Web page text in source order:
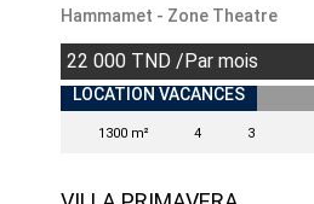
Hammamet - Zone Theatre
22 000 TND /Par mois
INDISPONIBLE
LOCATION VACANCES
1300 m² 4 3